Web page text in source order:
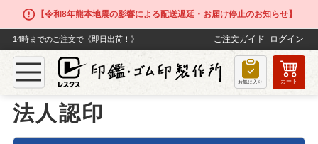
【令和8年熊本地震の影響による配送遅延・お届け停止のお知らせ】
14時までのご注文で《即日出荷！》 ご注文ガイド ログイン
お気に入り カート
TOP 法人印鑑
法人認印